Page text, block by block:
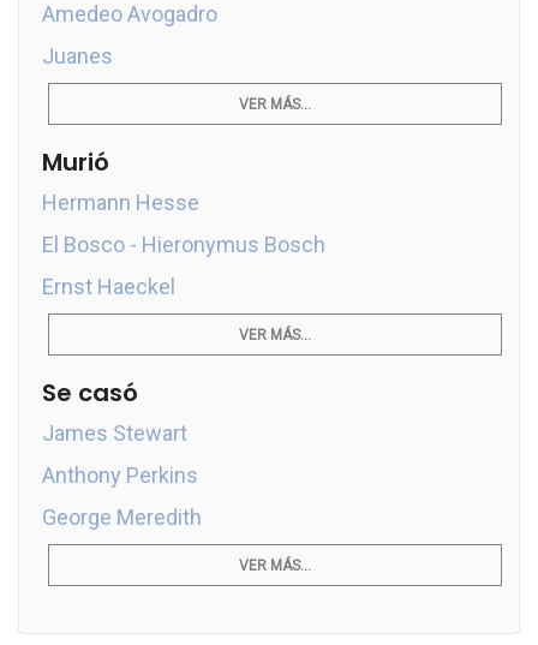
Amedeo Avogadro
Juanes
VER MÁS...
Murió
Hermann Hesse
El Bosco - Hieronymus Bosch
Ernst Haeckel
VER MÁS...
Se casó
James Stewart
Anthony Perkins
George Meredith
VER MÁS...